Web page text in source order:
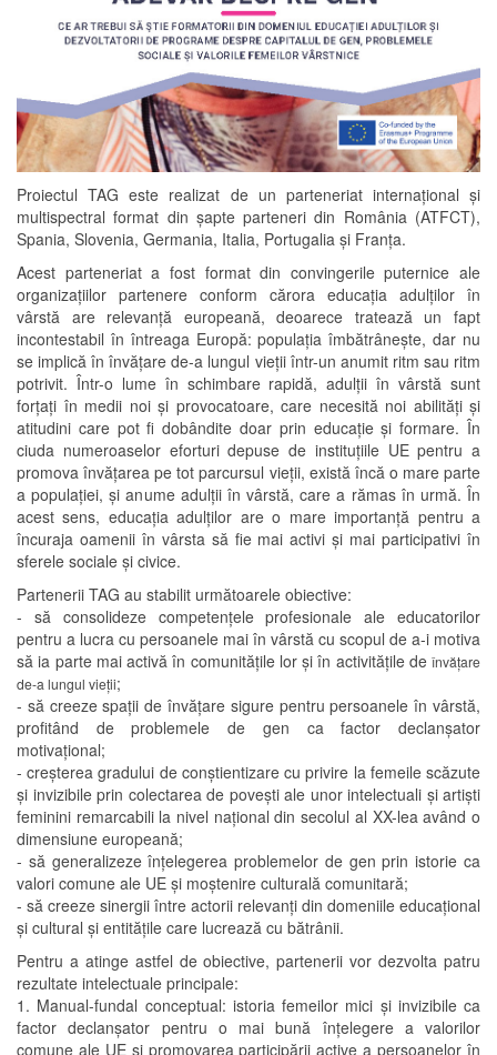
Proiectul TAG este realizat de un parteneriat internațional și
multispectral format din șapte parteneri din România (ATFCT),
Spania, Slovenia, Germania, Italia, Portugalia și Franța.
Acest parteneriat a fost format din convingerile puternice ale
organizațiilor partenere conform cărora educația adulților în
vârstă are relevanță europeană, deoarece tratează un fapt
incontestabil în întreaga Europă: populația îmbătrânește, dar nu
se implică în învățare de-a lungul vieții într-un anumit ritm sau ritm
potrivit. Într-o lume în schimbare rapidă, adulții în vârstă sunt
forțați în medii noi și provocatoare, care necesită noi abilități și
atitudini care pot fi dobândite doar prin educație și formare. În
ciuda numeroaselor eforturi depuse de instituțiile UE pentru a
promova învățarea pe tot parcursul vieții, există încă o mare parte
a populației, și anume adulții în vârstă, care a rămas în urmă. În
acest sens, educația adulților are o mare importanță pentru a
încuraja oamenii în vârsta să fie mai activi și mai participativi în
sferele sociale și civice.
Partenerii TAG au stabilit următoarele obiective:
- să consolideze competențele profesionale ale educatorilor
pentru a lucra cu persoanele mai în vârstă cu scopul de a-i motiva
să ia parte mai activă în comunitățile lor și în activitățile de învățare
de-a lungul vieții;
- să creeze spații de învățare sigure pentru persoanele în vârstă,
profitând de problemele de gen ca factor declanșator
motivațional;
- creșterea gradului de conștientizare cu privire la femeile scăzute
și invizibile prin colectarea de povești ale unor intelectuali și artiști
feminini remarcabili la nivel național din secolul al XX-lea având o
dimensiune europeană;
- să generalizeze înțelegerea problemelor de gen prin istorie ca
valori comune ale UE și moștenire culturală comunitară;
- să creeze sinergii între actorii relevanți din domeniile educațional
și cultural și entitățile care lucrează cu bătrânii.
Pentru a atinge astfel de obiective, partenerii vor dezvolta patru
rezultate intelectuale principale:
1. Manual-fundal conceptual: istoria femeilor mici și invizibile ca
factor declanșator pentru o mai bună înțelegere a valorilor
comune ale UE și promovarea participării active a persoanelor în